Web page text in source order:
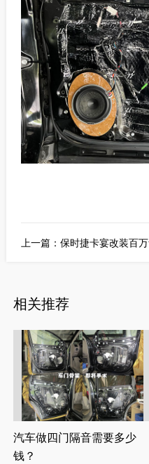
上一篇：保时捷卡宴改装百
相关推荐
汽车做四门隔音需要多少
钱？